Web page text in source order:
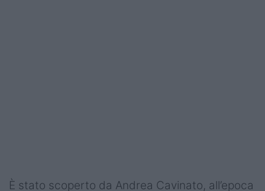
È stato scoperto da Andrea Cavinato, all’epoca